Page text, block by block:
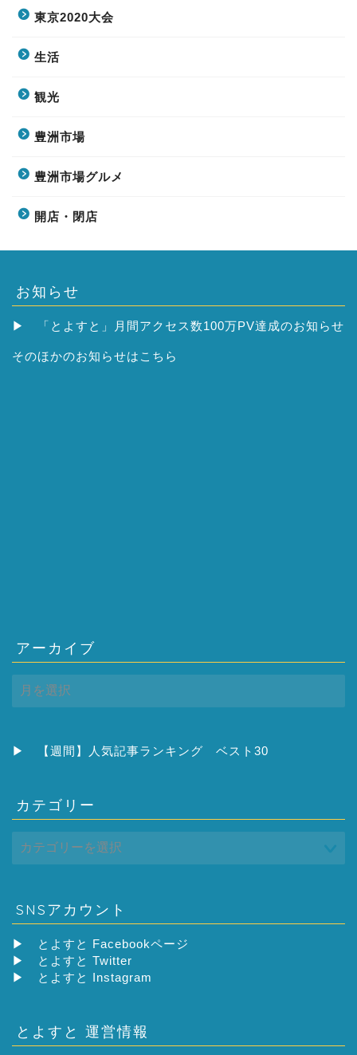
東京2020大会
生活
観光
豊洲市場
豊洲市場グルメ
開店・閉店
お知らせ
▶ 「とよすと」月間アクセス数100万PV達成のお知らせ
そのほかのお知らせはこちら
アーカイブ
ー
ブ
▶ 【週間】人気記事ランキング ベスト30
カテゴリー
SNSアカウント
▶
とよすと Facebookページ
▶
とよすと Twitter
▶
とよすと Instagram
とよすと 運営情報